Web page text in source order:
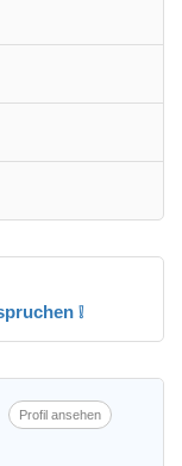
❕
Profil ansehen